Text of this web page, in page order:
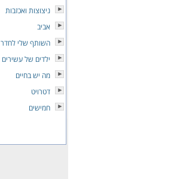
ניצוצות ואכזבות
אביב
השותף שלי לחדר
ילדים של עשירים
מה יש בחיים
דטרויט
חמישים